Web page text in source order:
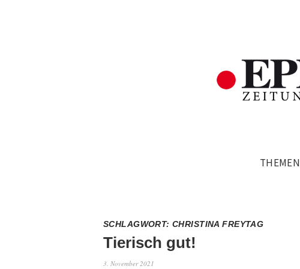
THEMEN
SCHLAGWORT:CHRISTINA FREYTAG
Tierisch gut!
3. November 2021